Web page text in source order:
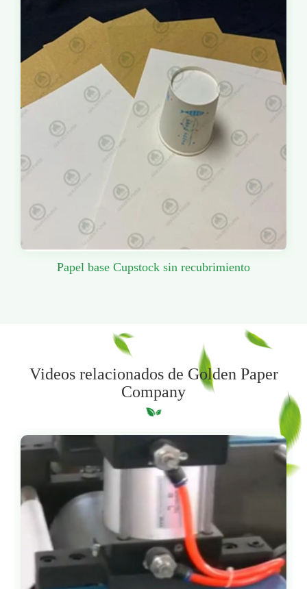
Papel base Cupstock sin recubrimiento
Videos relacionados de Golden Paper
Company